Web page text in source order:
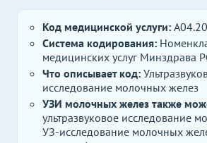
Код медицинской услуги:
Система кодирования:
медицинских услуг Минздрава
Что описывает код:
исследование молочных желез
УЗИ молочных желез также
ультразвуковое исследование
УЗ-исследование молочных